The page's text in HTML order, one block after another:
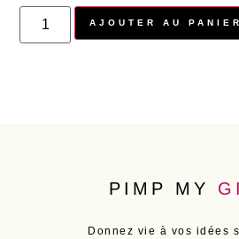
AJOUTER AU PANIER
PIMP MY
Donnez vie à vos idées